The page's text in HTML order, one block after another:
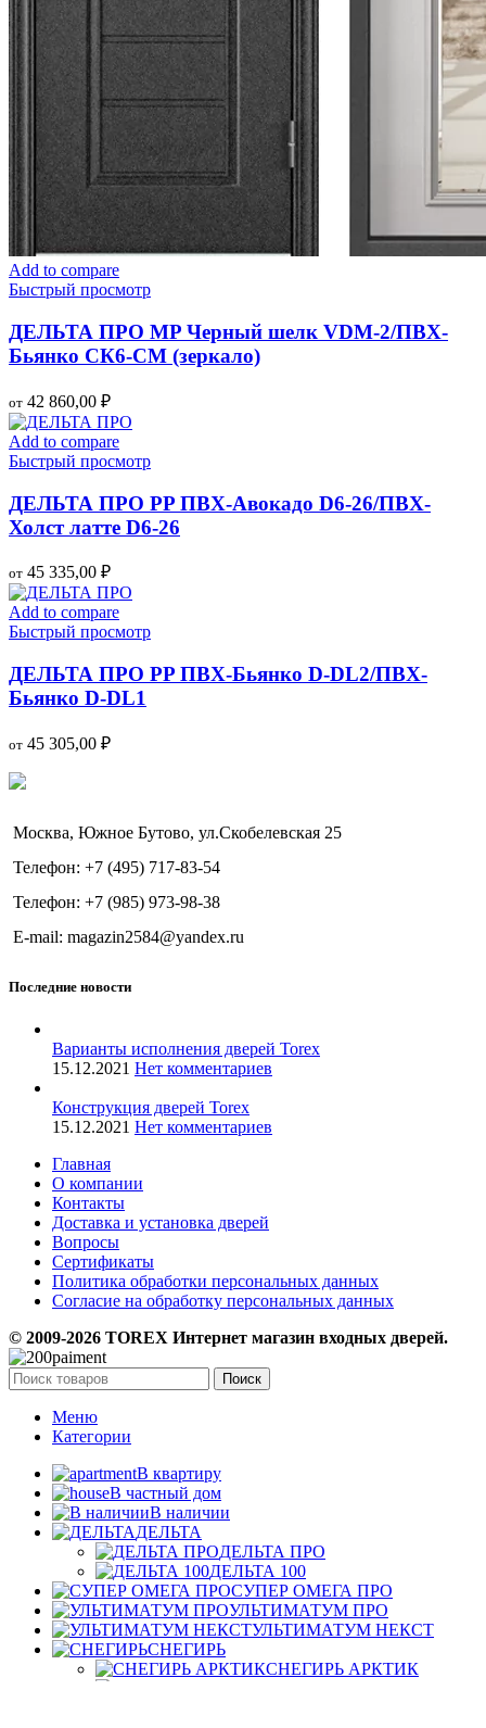
Add to compare
Быстрый просмотр
ДЕЛЬТА ПРО MP Черный шелк VDM-2/ПВХ-
Бьянко СК6-СМ (зеркало)
от 42 860,00 ₽
Add to compare
Быстрый просмотр
ДЕЛЬТА ПРО PP ПВХ-Авокадо D6-26/ПВХ-
Холст латте D6-26
от 45 335,00 ₽
Add to compare
Быстрый просмотр
ДЕЛЬТА ПРО PP ПВХ-Бьянко D-DL2/ПВХ-
Бьянко D-DL1
от 45 305,00 ₽
Москва, Южное Бутово, ул.Скобелевская 25
Телефон: +7 (495) 717-83-54
Телефон: +7 (985) 973-98-38
E-mail: magazin2584@yandex.ru
Последние новости
Варианты исполнения дверей Torex
15.12.2021 Нет комментариев
Конструкция дверей Torex
15.12.2021 Нет комментариев
Главная
О компании
Контакты
Доставка и установка дверей
Вопросы
Сертификаты
Политика обработки персональных данных
Согласие на обработку персональных данных
© 2009-2026 TOREX Интернет магазин входных дверей.
Поиск
Меню
Категории
В квартиру
В частный дом
В наличии
ДЕЛЬТА
ДЕЛЬТА ПРО
ДЕЛЬТА 100
СУПЕР ОМЕГА ПРО
УЛЬТИМАТУМ ПРО
УЛЬТИМАТУМ НЕКСТ
СНЕГИРЬ
СНЕГИРЬ АРКТИК